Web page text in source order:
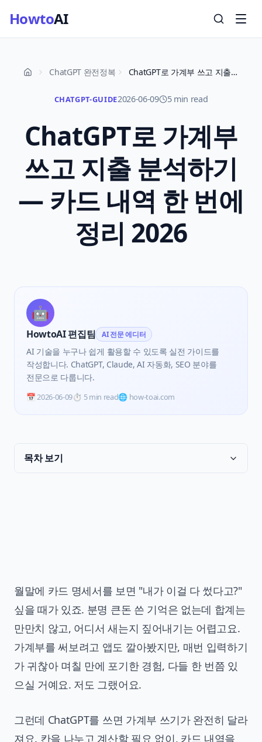
HowtoAI
ChatGPT 완전정복 ChatGPT로 가계부 쓰고 지출 분석하기 — 카드 내역 한 번에 정리 2026
CHATGPT-GUIDE2026-06-09 5 min read
ChatGPT로 가계부
쓰고 지출 분석하기
— 카드 내역 한 번에
정리 2026
🤖
HowtoAI 편집팀 AI 전문 에디터
AI 기술을 누구나 쉽게 활용할 수 있도록 실전 가이드를
작성합니다. ChatGPT, Claude, AI 자동화, SEO 분야를
전문으로 다룹니다.
📅2026-06-09⏱️ 5 min read🌐 how-toai.com
목차 보기
월말에 카드 명세서를 보면 "내가 이걸 다 썼다고?"
싶을 때가 있죠. 분명 큰돈 쓴 기억은 없는데 합계는
만만치 않고, 어디서 새는지 짚어내기는 어렵고요.
가계부를 써보려고 앱도 깔아봤지만, 매번 입력하기
가 귀찮아 며칠 만에 포기한 경험, 다들 한 번쯤 있
으실 거예요. 저도 그랬어요.
그런데 ChatGPT를 쓰면 가계부 쓰기가 완전히 달라
져요. 칸을 나누고 계산할 필요 없이, 카드 내역을